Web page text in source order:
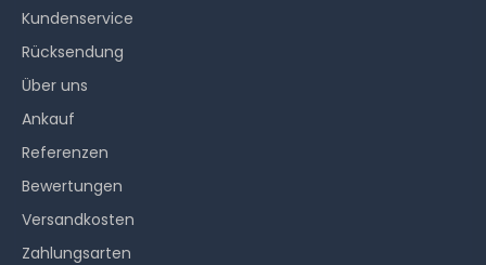
Kundenservice
Rücksendung
Über uns
Ankauf
Referenzen
Bewertungen
Versandkosten
Zahlungsarten